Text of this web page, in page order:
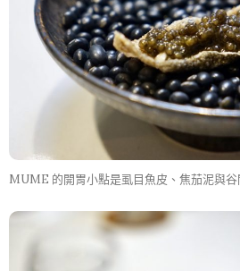
MUME 的開胃小點是虱目魚皮、焦茄泥與谷